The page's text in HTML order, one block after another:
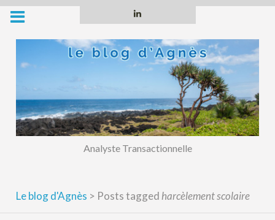
Skip
content
Analyste Transactionnelle
Le blog d'Agnès > Posts taggedharcèlement scolaire